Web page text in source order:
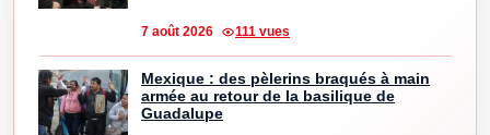
7 août 2026 111 vues
Mexique : des pèlerins braqués à main
armée au retour de la basilique de
Guadalupe